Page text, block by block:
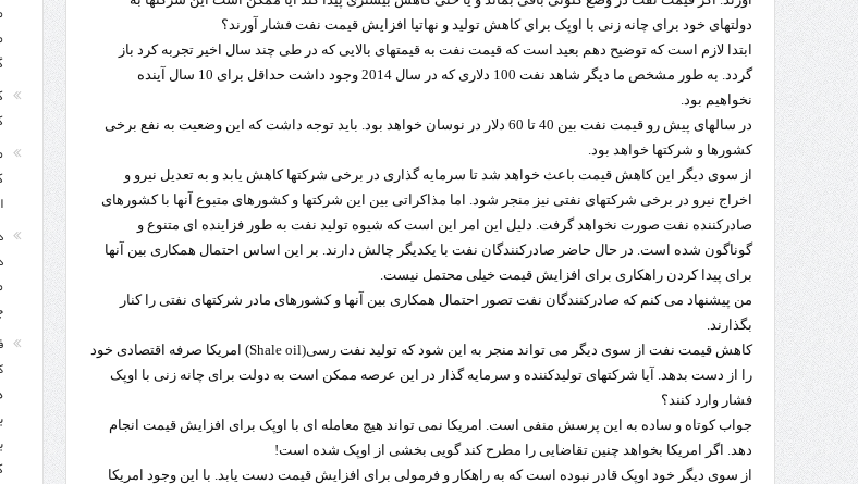
دولتهای خود برای چانه زنی با اوپک برای کاهش تولید و نهاتیا افزایش قیمت نفت فشار آورند؟
ابتدا لازم است که توضیح دهم بعید است که قیمت نفت به قیمتهای بالایی که در طی چند سال اخیر تجربه کرد باز
گردد. به طور مشخص ما دیگر شاهد نفت 100 دلاری که در سال 2014 وجود داشت حداقل برای 10 سال آینده
نخواهیم بود.
در سالهای پیش رو قیمت نفت بین 40 تا 60 دلار در نوسان خواهد بود. باید توجه داشت که این وضعیت به نفع برخی
کشورها و شرکتها خواهد بود.
از سوی دیگر این کاهش قیمت باعث خواهد شد تا سرمایه گذاری در برخی شرکتها کاهش یابد و به تعدیل نیرو و
اخراج نیرو در برخی شرکتهای نفتی نیز منجر شود. اما مذاکراتی بین این شرکتها و کشورهای متبوع آنها با کشورهای
صادرکننده نفت صورت نخواهد گرفت. دلیل این امر این است که شیوه تولید نفت به طور فزاینده ای متنوع و
گوناگون شده است. در حال حاضر صادرکنندگان نفت با یکدیگر چالش دارند. بر این اساس احتمال همکاری بین آنها
برای پیدا کردن راهکاری برای افزایش قیمت خیلی محتمل نیست.
من پیشنهاد می کنم که صادرکنندگان نفت تصور احتمال همکاری بین آنها و کشورهای مادر شرکتهای نفتی را کنار
بگذارند.
کاهش قیمت نفت از سوی دیگر می تواند منجر به این شود که تولید نفت رسی(Shale oil) امریکا صرفه اقتصادی خود
را از دست بدهد. آیا شرکتهای تولیدکننده و سرمایه گذار در این عرصه ممکن است به دولت برای چانه زنی با اوپک
فشار وارد کنند؟
جواب کوتاه و ساده به این پرسش منفی است. امریکا نمی تواند هیچ معامله ای با اوپک برای افزایش قیمت انجام
دهد. اگر امریکا بخواهد چنین تقاضایی را مطرح کند گویی بخشی از اوپک شده است!
از سوی دیگر خود اوپک قادر نبوده است که به راهکار و فرمولی برای افزایش قیمت دست یابد. با این وجود امریکا